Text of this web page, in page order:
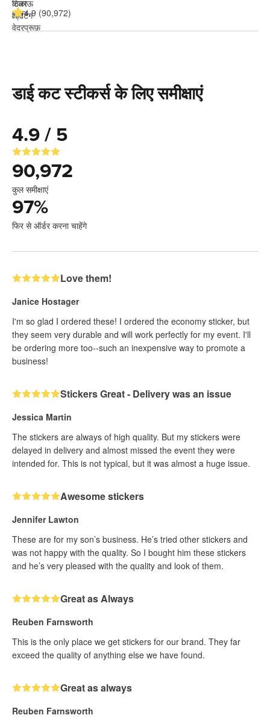
4.9 (90,972)
डाई कट स्टीकर्स के लिए समीक्षाएं
4.9 / 5
90,972
कुल समीक्षाएं
97%
फिर से ऑर्डर करना चाहेंगे
Love them!
Janice Hostager
I'm so glad I ordered these! I ordered the economy sticker, but
they seem very durable and will work perfectly for my event. I'll
be ordering more too--such an inexpensive way to promote a
business!
Stickers Great - Delivery was an issue
Jessica Martin
The stickers are always of high quality. But my stickers were
delayed in delivery and almost missed the event they were
intended for. This is not typical, but it was almost a huge issue.
Awesome stickers
Jennifer Lawton
These are for my son’s business. He’s tried other stickers and
was not happy with the quality. So I bought him these stickers
and he’s very pleased with the quality and look of them.
Great as Always
Reuben Farnsworth
This is the only place we get stickers for our brand. They far
exceed the quality of anything else we have found.
Great as always
Reuben Farnsworth